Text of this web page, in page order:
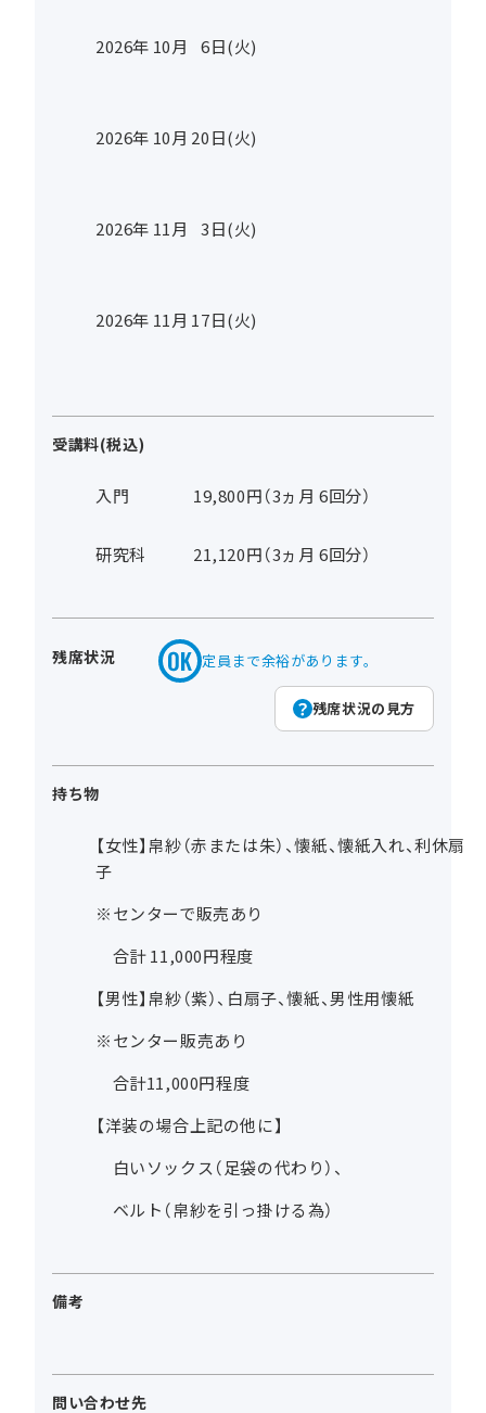
2026年 10月 6日(火)
2026年 10月 20日(火)
2026年 11月 3日(火)
2026年 11月 17日(火)
受講料(税込)
入門 19,800円（3ヵ月 6回分）
研究科 21,120円（3ヵ月 6回分）
残席状況 定員まで余裕があります。
残席状況の見方
持ち物
【女性】帛紗（赤または朱）、懐紙、懐紙入れ、利休扇
子
※センターで販売あり
合計 11,000円程度
【男性】帛紗（紫）、白扇子、懐紙、男性用懐紙
※センター販売あり
合計11,000円程度
【洋装の場合上記の他に】
白いソックス（足袋の代わり）、
ベルト（帛紗を引っ掛ける為）
備考
問い合わせ先